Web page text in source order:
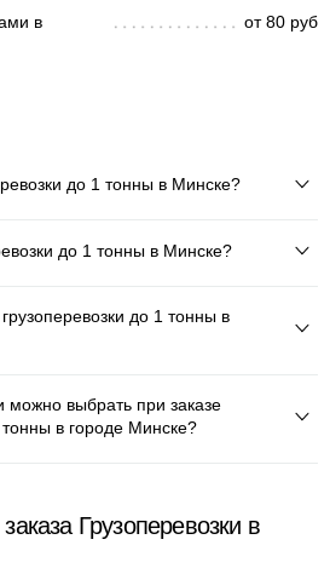
в
от 80 руб
до 1 тонны в Минске?
до 1 тонны в Минске?
до 1 тонны в
можно выбрать при заказе
тонны в городе Минске?
Грузоперевозки в